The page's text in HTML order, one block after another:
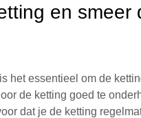
en smeer
het essentieel om de
de ketting goed te
dat je de ketting